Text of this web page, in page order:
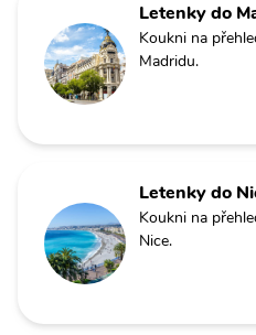
Letenky do
Koukni na
Madridu.
Letenky do
Koukni na
Nice.